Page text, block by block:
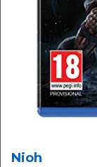
Nioh